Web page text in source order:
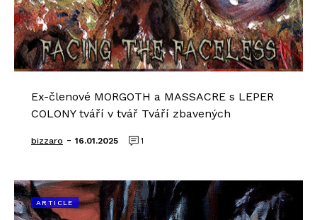
Ex-členové MORGOTH a MASSACRE s LEPER
COLONY tváří v tvář Tváří zbavených
bizzaro - 16.01.2025 1
ARTICLE